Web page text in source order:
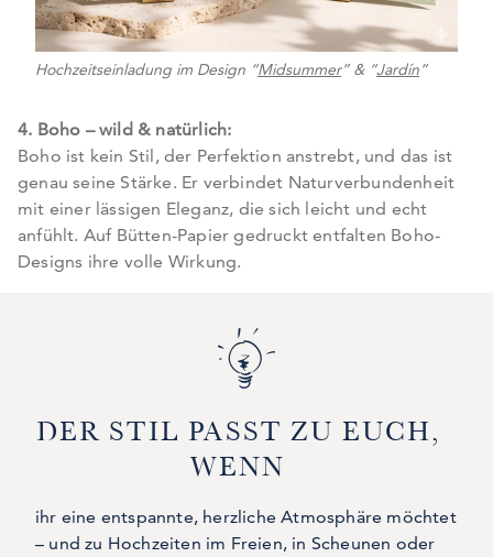
Hochzeitseinladung im Design “Midsummer” & “Jardín”
4. Boho – wild & natürlich:
Boho ist kein Stil, der Perfektion anstrebt, und das ist
genau seine Stärke. Er verbindet Naturverbundenheit
mit einer lässigen Eleganz, die sich leicht und echt
anfühlt. Auf Bütten-Papier gedruckt entfalten Boho-
Designs ihre volle Wirkung.
DER STIL PASST ZU EUCH,
WENN
ihr eine entspannte, herzliche Atmosphäre möchtet
– und zu Hochzeiten im Freien, in Scheunen oder